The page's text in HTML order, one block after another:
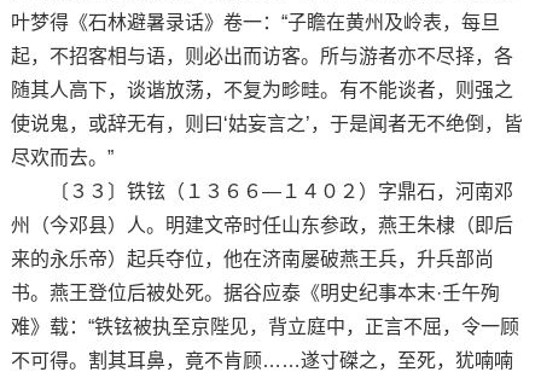
叶梦得《石林避暑录话》卷一：“子瞻在黄州及岭表，每旦
起，不招客相与语，则必出而访客。所与游者亦不尽择，各
随其人高下，谈谐放荡，不复为畛畦。有不能谈者，则强之
使说鬼，或辞无有，则曰‘姑妄言之’，于是闻者无不绝倒，皆
尽欢而去。”
〔３３〕铁铉（１３６６—１４０２）字鼎石，河南邓
州（今邓县）人。明建文帝时任山东参政，燕王朱棣（即后
来的永乐帝）起兵夺位，他在济南屡破燕王兵，升兵部尚
书。燕王登位后被处死。据谷应泰《明史纪事本末·壬午殉
难》载：“铁铉被执至京陛见，背立庭中，正言不屈，令一顾
不可得。割其耳鼻，竟不肯顾……遂寸磔之，至死，犹喃喃